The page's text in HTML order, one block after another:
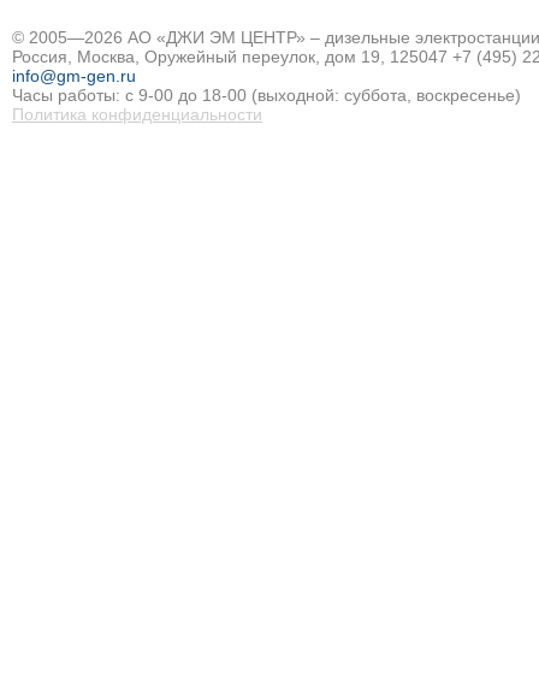
© 2005—2026 АО «ДЖИ ЭМ ЦЕНТР» – дизельные электростанции
Россия, Москва, Оружейный переулок, дом 19, 125047 +7 (495)
info@gm-gen.ru
Часы работы: с 9-00 до 18-00 (выходной: суббота, воскресенье)
Политика конфиденциальности